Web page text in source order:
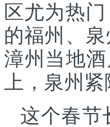
区尤为热
的福州、
漳州当地酒
上，泉州
这个春节